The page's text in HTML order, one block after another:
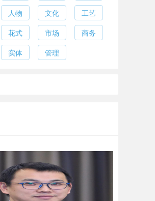
人物 文化
工艺
花式 市场
商务
实体 管理